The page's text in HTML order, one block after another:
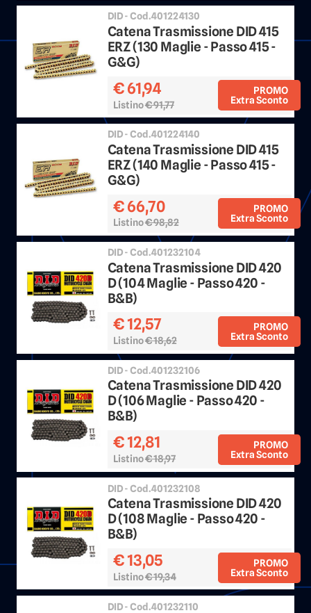
DID - Cod.401224130
Catena Trasmissione DID 415
ERZ (130 Maglie - Passo 415 -
G&G)
PROMO
Extra Sconto
€ 61,94
Listino€ 91,77 Sconto 25%
DID - Cod.401224140
Catena Trasmissione DID 415
ERZ (140 Maglie - Passo 415 -
G&G)
PROMO
Extra Sconto
€ 66,70
Listino€ 98,82 Sconto 25%
DID - Cod.401232104
Catena Trasmissione DID 420
D (104 Maglie - Passo 420 -
B&B)
PROMO
Extra Sconto
€ 12,57
Listino€ 18,62 Sconto 25%
DID - Cod.401232106
Catena Trasmissione DID 420
D (106 Maglie - Passo 420 -
B&B)
PROMO
Extra Sconto
€ 12,81
Listino€ 18,97 Sconto 25%
DID - Cod.401232108
Catena Trasmissione DID 420
D (108 Maglie - Passo 420 -
B&B)
PROMO
Extra Sconto
€ 13,05
Listino€ 19,34 Sconto 25%
DID - Cod.401232110